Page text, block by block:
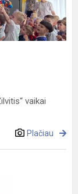
vaikai
Plačiau